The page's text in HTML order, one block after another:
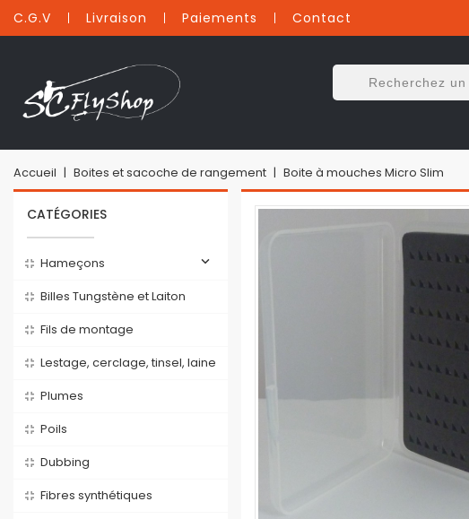
C.G.V Livraison Paiements Contact
Accueil Boites et sacoche de rangement Boite à mouches Micro Slim
CATÉGORIES

Hameçons
Billes Tungstène et Laiton
Fils de montage
Lestage, cerclage, tinsel, laine
Plumes
Poils
Dubbing
Fibres synthétiques